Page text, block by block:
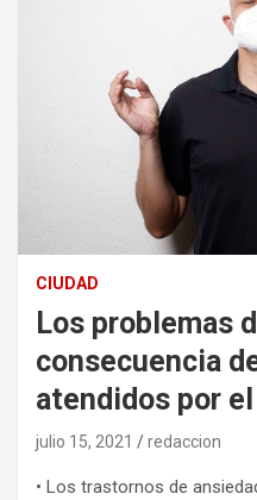
CIUDAD
Los problemas
consecuencia
atendidos por
julio 15, 2021 redaccion
• Los trastornos de